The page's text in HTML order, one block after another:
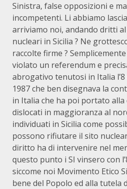
Sinistra, false opposizioni e
incompetenti. Li abbiamo
arriviamo noi, andando dritti
nucleari in Sicilia ? Ne
raccolte firme ?
violato un referendum e
abrogativo tenutosi in Italia
1987 che ben disegnava la
in Italia che ha poi portato alla
dislocati in maggioranza al
individuati in Sicilia come
possono rifiutare il sito
diritto ha di intervenire nel
questo punto i SI vinsero con
siccome noi Movimento Etico
bene del Popolo ed alla tutela